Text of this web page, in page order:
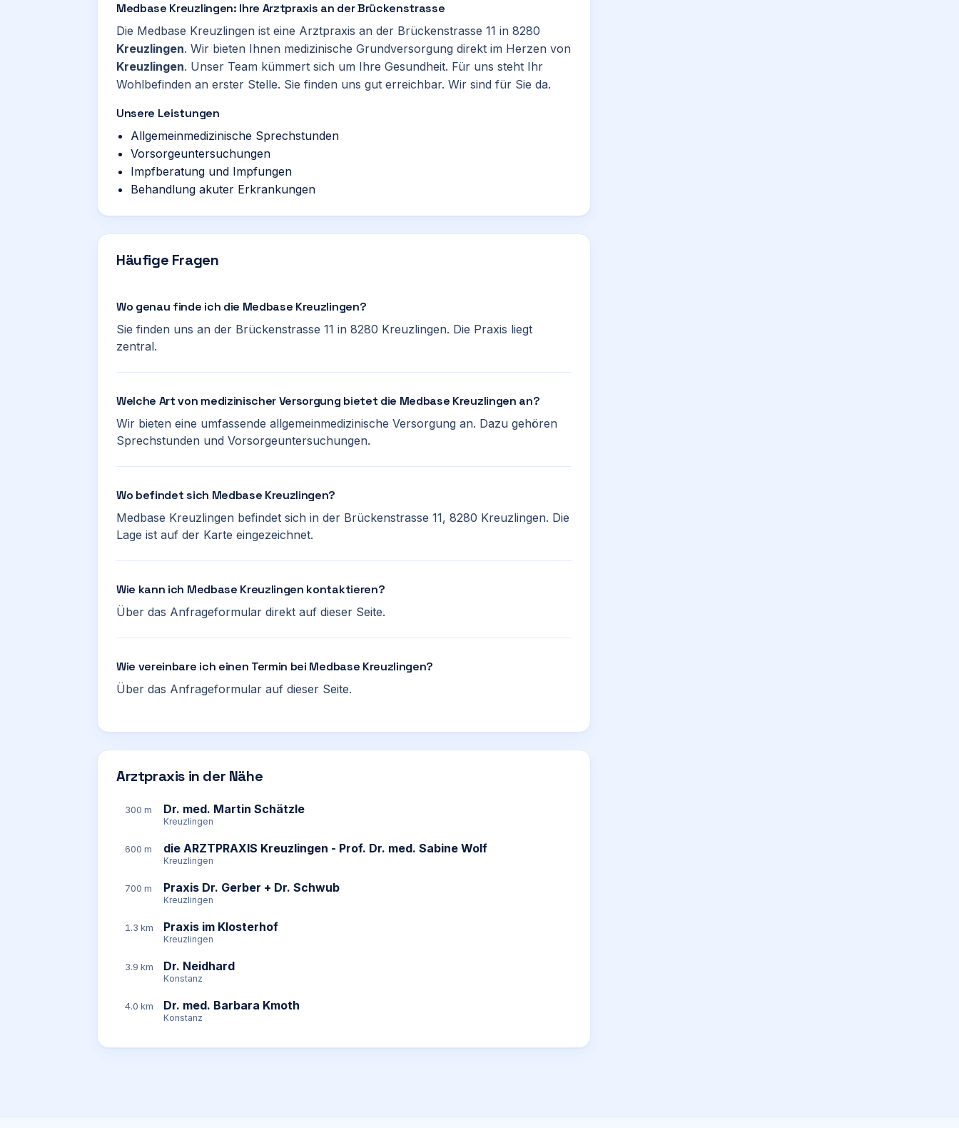
Medbase Kreuzlingen: Ihre Arztpraxis an der Brückenstrasse
Die Medbase Kreuzlingen ist eine Arztpraxis an der Brückenstrasse 11 in 8280
Kreuzlingen. Wir bieten Ihnen medizinische Grundversorgung direkt im Herzen von
Kreuzlingen. Unser Team kümmert sich um Ihre Gesundheit. Für uns steht Ihr
Wohlbefinden an erster Stelle. Sie finden uns gut erreichbar. Wir sind für Sie da.
Unsere Leistungen
Allgemeinmedizinische Sprechstunden
Vorsorgeuntersuchungen
Impfberatung und Impfungen
Behandlung akuter Erkrankungen
Häufige Fragen
Wo genau finde ich die Medbase Kreuzlingen?
Sie finden uns an der Brückenstrasse 11 in 8280 Kreuzlingen. Die Praxis liegt
zentral.
Welche Art von medizinischer Versorgung bietet die Medbase Kreuzlingen an?
Wir bieten eine umfassende allgemeinmedizinische Versorgung an. Dazu gehören
Sprechstunden und Vorsorgeuntersuchungen.
Wo befindet sich Medbase Kreuzlingen?
Medbase Kreuzlingen befindet sich in der Brückenstrasse 11, 8280 Kreuzlingen. Die
Lage ist auf der Karte eingezeichnet.
Wie kann ich Medbase Kreuzlingen kontaktieren?
Über das Anfrageformular direkt auf dieser Seite.
Wie vereinbare ich einen Termin bei Medbase Kreuzlingen?
Über das Anfrageformular auf dieser Seite.
Arztpraxis in der Nähe
300 m Dr. med. Martin Schätzle
Kreuzlingen
600 m die ARZTPRAXIS Kreuzlingen - Prof. Dr. med. Sabine Wolf
Kreuzlingen
700 m Praxis Dr. Gerber + Dr. Schwub
Kreuzlingen
1.3 km Praxis im Klosterhof
Kreuzlingen
3.9 km Dr. Neidhard
Konstanz
4.0 km Dr. med. Barbara Kmoth
Konstanz